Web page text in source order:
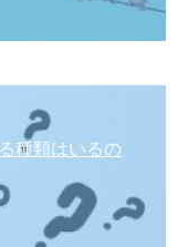
種類はいるの